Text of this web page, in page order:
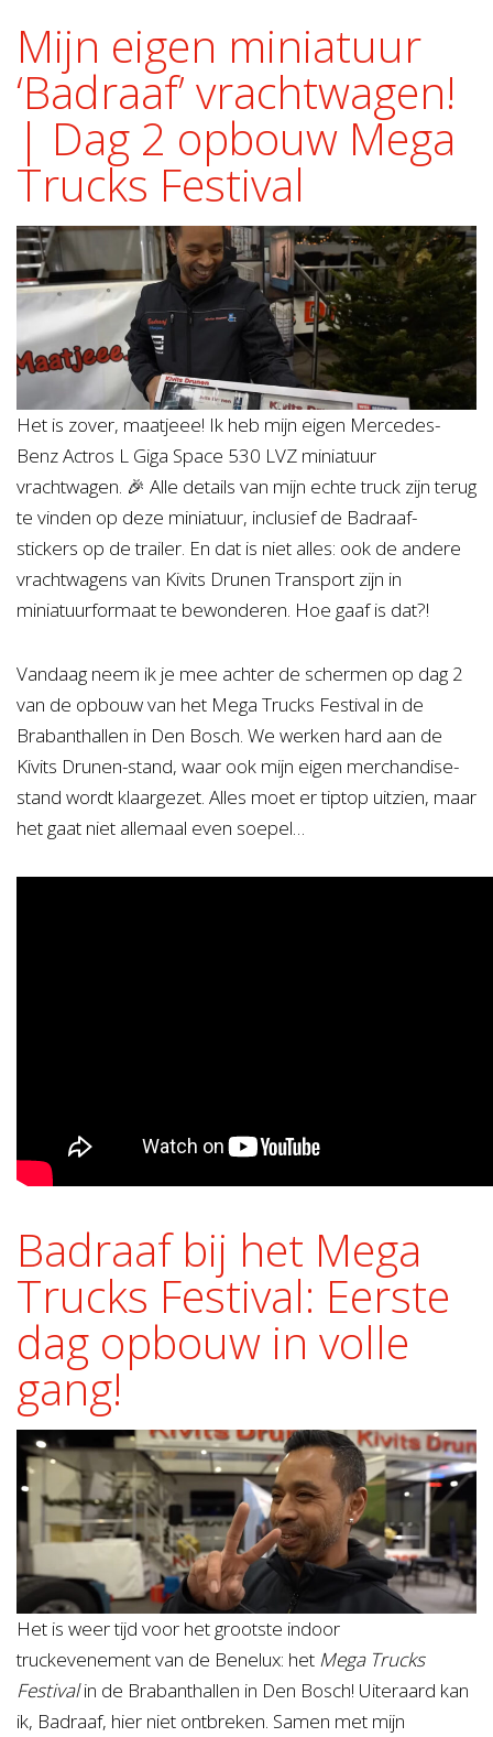
Mijn eigen miniatuur
‘Badraaf’ vrachtwagen!
| Dag 2 opbouw Mega
Trucks Festival
Het is zover, maatjeee! Ik heb mijn eigen Mercedes-
Benz Actros L Giga Space 530 LVZ miniatuur
vrachtwagen. 🎉 Alle details van mijn echte truck zijn terug
te vinden op deze miniatuur, inclusief de Badraaf-
stickers op de trailer. En dat is niet alles: ook de andere
vrachtwagens van Kivits Drunen Transport zijn in
miniatuurformaat te bewonderen. Hoe gaaf is dat?!
Vandaag neem ik je mee achter de schermen op dag 2
van de opbouw van het Mega Trucks Festival in de
Brabanthallen in Den Bosch. We werken hard aan de
Kivits Drunen-stand, waar ook mijn eigen merchandise-
stand wordt klaargezet. Alles moet er tiptop uitzien, maar
het gaat niet allemaal even soepel…
Badraaf bij het Mega
Trucks Festival: Eerste
dag opbouw in volle
gang!
Het is weer tijd voor het grootste indoor
truckevenement van de Benelux: het Mega Trucks
Festivalin de Brabanthallen in Den Bosch! Uiteraard kan
ik, Badraaf, hier niet ontbreken. Samen met mijn